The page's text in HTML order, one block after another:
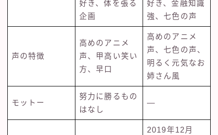
好き、体を張る
企画
好き、金融知識
強、七色の声
声の特徴
高めのアニメ
声、甲高い笑い
方、早口
高めのアニメ
声、七色の声、
明るく元気なお
姉さん風
モットー
努力に勝るもの
はなし
―
2019年12月